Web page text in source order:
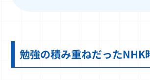
勉強の積み重ねだったNHK